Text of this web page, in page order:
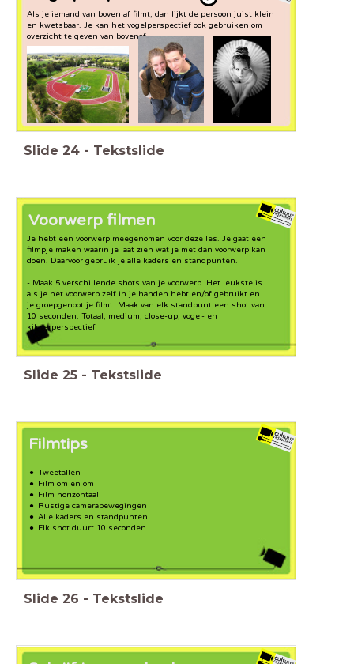
Als je iemand van boven af filmt, dan lijkt de persoon juist klein
en kwetsbaar. Je kan het vogelperspectief ook gebruiken om
overzicht te geven van bovenaf.
Slide 24 - Tekstslide
Je hebt een voorwerp meegenomen voor deze les. Je gaat een
filmpje maken waarin je laat zien wat je met dan voorwerp kan
doen. Daarvoor gebruik je alle kaders en standpunten.
- Maak 5 verschillende shots van je voorwerp. Het leukste is
als je het voorwerp zelf in je handen hebt en/of gebruikt en
je groepgenoot je filmt: Maak van elk standpunt een shot van
10 seconden: Totaal, medium, close-up, vogel- en
kikkerperspectief
Voorwerp filmen
Slide 25 - Tekstslide
Tweetallen
Film om en om
Film horizontaal
Rustige camerabewegingen
Alle kaders en standpunten
Elk shot duurt 10 seconden
Filmtips
Slide 26 - Tekstslide